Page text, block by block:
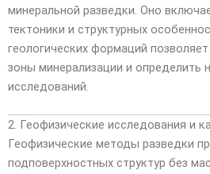
минеральной разведки. Оно
тектоники и структурных
геологических формаций
зоны минерализации и определить
исследований.
2. Геофизические исследования и
Геофизические методы разведки
подповерхностных структур без